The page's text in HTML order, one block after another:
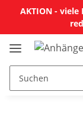
AKTION - viele